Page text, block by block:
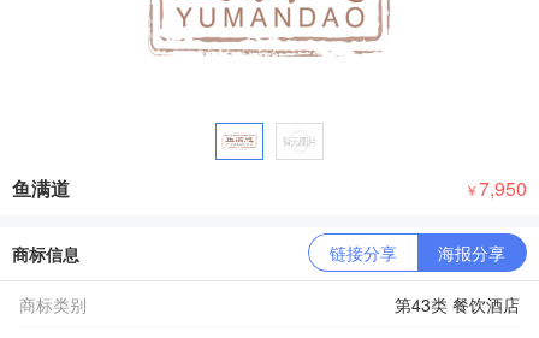
鱼满道 ￥7,950
商标信息 链接分享 海报分享
商标类别
第43类 餐饮酒店